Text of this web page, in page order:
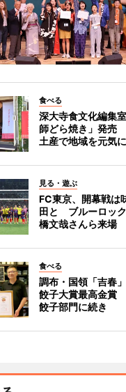
食べる
深大寺食文化編集
師どら焼き」発売
土産で地域を元気に
見る・遊ぶ
FC東京、開幕戦は
田と ブルーロッ
橋文哉さんら来場
食べる
調布・国領「吉春
餃子大賞最高金賞
餃子部門に続き